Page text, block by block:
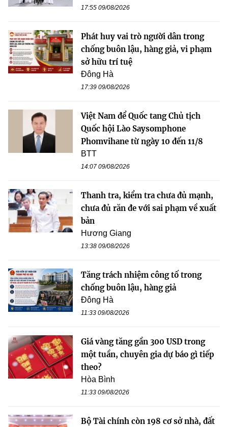
17:55 09/08/2026
Phát huy vai trò người dân trong
chống buôn lậu, hàng giả, vi phạm
sở hữu trí tuệ
Đông Hà
17:39 09/08/2026
Việt Nam để Quốc tang Chủ tịch
Quốc hội Lào Saysomphone
Phomvihane từ ngày 10 đến 11/8
BTT
14:07 09/08/2026
Thanh tra, kiểm tra chưa đủ mạnh,
chưa đủ răn đe với sai phạm về xuất
bản
Hương Giang
13:38 09/08/2026
Tăng trách nhiệm công tố trong
chống buôn lậu, hàng giả
Đông Hà
11:33 09/08/2026
Giá vàng tăng gần 300 USD trong
một tuần, chuyên gia dự báo gì tiếp
theo?
Hòa Bình
11:33 09/08/2026
Bộ Tài chính còn 198 cơ sở nhà, đất